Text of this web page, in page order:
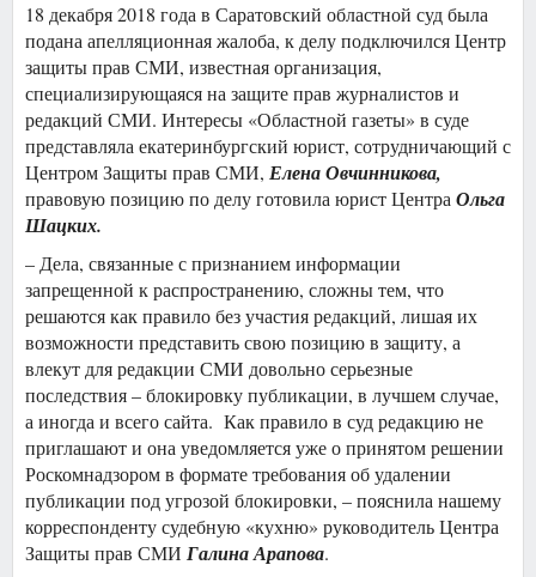
18 декабря 2018 года в Саратовский областной суд была
подана апелляционная жалоба, к делу подключился Центр
защиты прав СМИ, известная организация,
специализирующаяся на защите прав журналистов и
редакций СМИ. Интересы «Областной газеты» в суде
представляла екатеринбургский юрист, сотрудничающий с
Центром Защиты прав СМИ, Елена Овчинникова,
правовую позицию по делу готовила юрист ЦентраОльга
Шацких.
– Дела, связанные с признанием информации
запрещенной к распространению, сложны тем, что
решаются как правило без участия редакций, лишая их
возможности представить свою позицию в защиту, а
влекут для редакции СМИ довольно серьезные
последствия – блокировку публикации, в лучшем случае,
а иногда и всего сайта. Как правило в суд редакцию не
приглашают и она уведомляется уже о принятом решении
Роскомнадзором в формате требования об удалении
публикации под угрозой блокировки, – пояснила нашему
корреспонденту судебную «кухню» руководитель Центра
Защиты прав СМИ Галина Арапова.